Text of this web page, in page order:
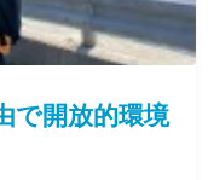
で開放的環境